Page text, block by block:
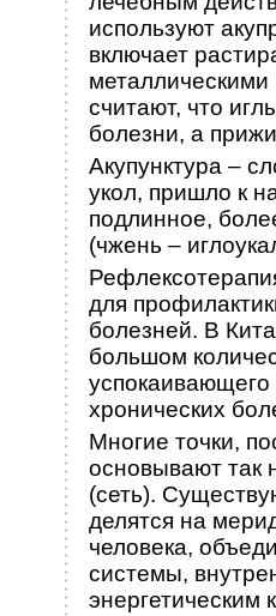
используют
включает
считают, что
болезни, а
Акупунктура –
укол, пришло к
подлинное,
(чжень –
для
болезней. В
большом
хронических
Многие точки,
основывают так
(сеть).
делятся на
человека,
системы,
энергетическим